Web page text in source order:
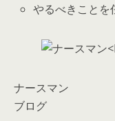
やるべきことを
ナースマン
ブログ